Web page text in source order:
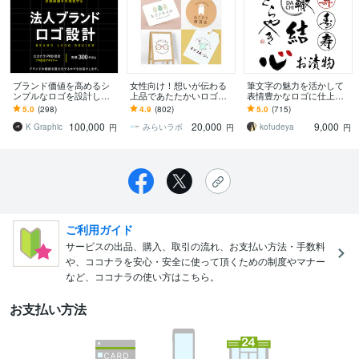
ブランド価値を高めるシ
ンプルなロゴを設計しま
す 修正無制限｜著作権譲
渡｜実績300件以上｜キャ
ンセル保証
5.0 (298)
K Graphic
100,000 円
女性向け！想いが伝わる
上品であたたかいロゴ作
ります 初めての方も安
心！著作権譲渡！AIデー
タ込！
4.9 (802)
みらいラボ
20,000 円
筆文字の魅力を活かして
表情豊かなロゴに仕上げ
ます 商用OK！AIデータ込
み！温かいやり取りを心
掛けております！
5.0 (715)
kofudeya
9,000 円
ご利用ガイド
サービスの出品、購入、取引の流れ、お支払い方法・手数料
や、ココナラを安心・安全に使って頂くための制度やマナー
など、ココナラの使い方はこちら。
お支払い方法